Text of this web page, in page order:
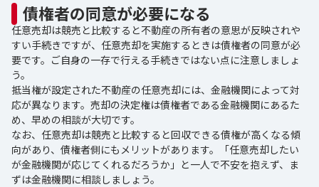
債権者の同意が必要になる
任意売却は競売と比較すると不動産の所有者の意思が反映されや
すい手続きですが、任意売却を実施するときは債権者の同意が必
要です。ご自身の一存で行える手続きではない点に注意しましょ
う。
抵当権が設定された不動産の任意売却には、金融機関によって対
応が異なります。売却の決定権は債権者である金融機関にあるた
め、早めの相談が大切です。
なお、任意売却は競売と比較すると回収できる債権が高くなる傾
向があり、債権者側にもメリットがあります。「任意売却したい
が金融機関が応じてくれるだろうか」と一人で不安を抱えず、ま
ずは金融機関に相談しましょう。